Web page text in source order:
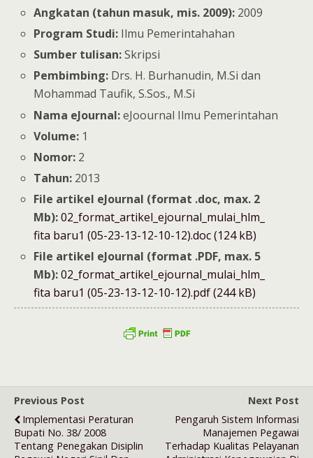
Angkatan (tahun masuk, mis. 2009): 2009
Program Studi: Ilmu Pemerintahahan
Sumber tulisan:Skripsi
Pembimbing: Drs. H. Burhanudin, M.Si dan
Mohammad Taufik, S.Sos., M.Si
Nama eJournal:eJoournal Ilmu Pemerintahan
Volume: 1
Nomor: 2
Tahun: 2013
File artikel eJournal (format .doc, max. 2
Mb): 02_format_artikel_ejournal_mulai_hlm_
fita baru1 (05-23-13-12-10-12).doc (124 kB)
File artikel eJournal (format .PDF, max. 5
Mb): 02_format_artikel_ejournal_mulai_hlm_
fita baru1 (05-23-13-12-10-12).pdf (244 kB)
Previous Post
Implementasi Peraturan
Bupati No. 38/ 2008
Tentang Penegakan Disiplin
Next Post
Pengaruh Sistem Informasi
Manajemen Pegawai
Terhadap Kualitas Pelayanan